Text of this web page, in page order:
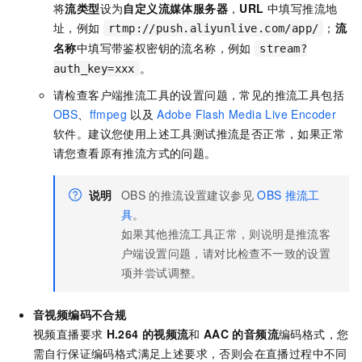
将流类型设为自定义流媒体服务器 ， URL 中填写推流地
址，例如
rtmp://push.aliyunlive.com/app/ ； 流
名称中填写带鉴权密钥的流名称，例如
stream?
auth_key=xxx 。
请检查客户端推流工具的设置问题，常见的推流工具包括
OBS、 ffmpeg 以及 Adobe Flash Media Live Encoder
软件。建议您使用上述工具测试推流是否正常，如果正常
请您查看原有推流方式的问题。
说明 OBS 的推流设置建议参见 OBS 推流工
具。
如果其他推流工具正常，则说明是推流客
户端设置问题，请对比检查不一致的设置
项并尝试调整。
音视频编码不合规
视频直播要求 H.264 的视频流和 AAC 的音频流编码格式，您
需自行保证编码格式满足上述要求，否则会在直播过程中不同